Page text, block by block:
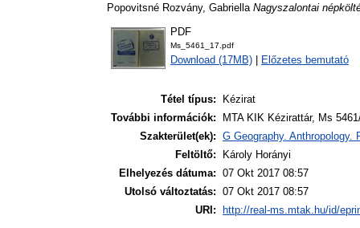
Popovitsné Rozvány, Gabriella Nagyszalontai
PDF
Ms_5461_17.pdf
Download (17MB) Előzetes bemutató
Tétel típus:
Kézirat
További információk:
MTA KIK Kézirattár, Ms
Szakterület(ek): G Geography. Anthropology.
Feltöltő:
Károly Horányi
Elhelyezés dátuma: 07 Okt 2017 08:57
Utolsó változtatás: 07 Okt 2017 08:57
URI:
http://real-ms.mtak.hu/id/